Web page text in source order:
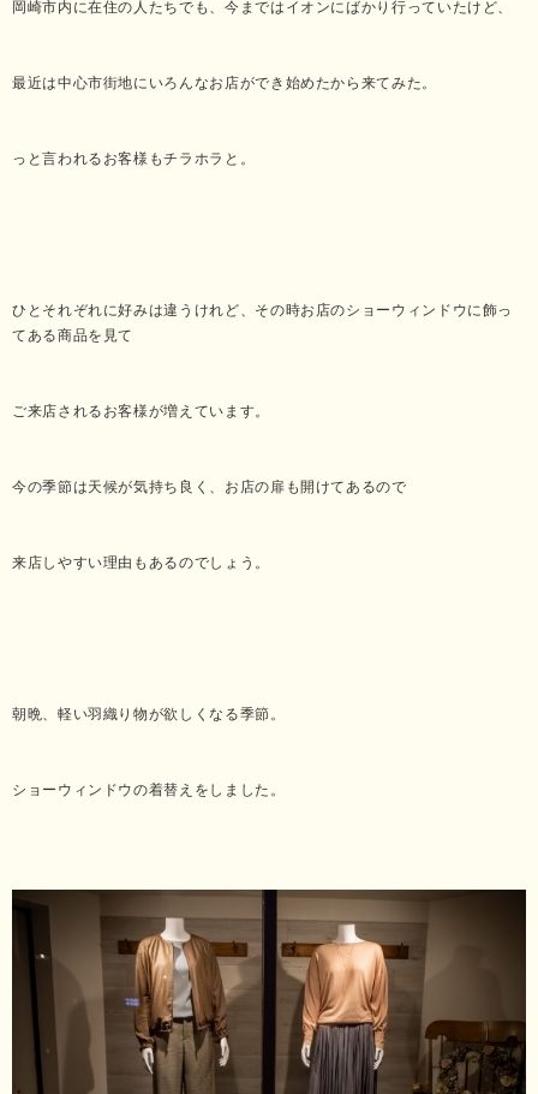
岡崎市内に在住の人たちでも、今まではイオンにばかり行っていたけど、
最近は中心市街地にいろんなお店ができ始めたから来てみた。
っと言われるお客様もチラホラと。
ひとそれぞれに好みは違うけれど、その時お店のショーウィンドウに飾っ
てある商品を見て
ご来店されるお客様が増えています。
今の季節は天候が気持ち良く、お店の扉も開けてあるので
来店しやすい理由もあるのでしょう。
朝晩、軽い羽織り物が欲しくなる季節。
ショーウィンドウの着替えをしました。